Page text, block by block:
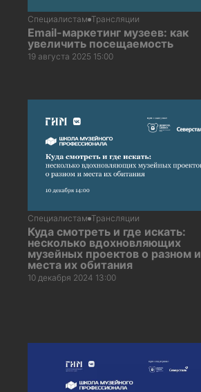
Специалистам Трансляции
Email-маркетинг музеев: как
увеличить посещаемость
19 августа 2025 15:00
Специалистам Трансляции
Куда смотреть и где искать:
несколько вдохновляющих
музейных проектов о разном и
места их обитания
10 декабря 2024 13:00